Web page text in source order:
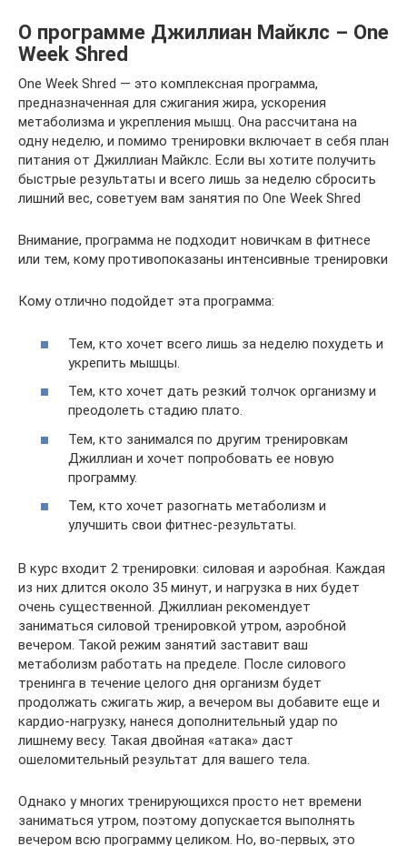
О программе Джиллиан Майклс – One
Week Shred
One Week Shred — это комплексная программа,
предназначенная для сжигания жира, ускорения
метаболизма и укрепления мышц. Она рассчитана на
одну неделю, и помимо тренировки включает в себя план
питания от Джиллиан Майклс. Если вы хотите получить
быстрые результаты и всего лишь за неделю сбросить
лишний вес, советуем вам занятия по One Week Shred
Внимание, программа не подходит новичкам в фитнесе
или тем, кому противопоказаны интенсивные тренировки
Кому отлично подойдет эта программа:
Тем, кто хочет всего лишь за неделю похудеть и
укрепить мышцы.
Тем, кто хочет дать резкий толчок организму и
преодолеть стадию плато.
Тем, кто занимался по другим тренировкам
Джиллиан и хочет попробовать ее новую
программу.
Тем, кто хочет разогнать метаболизм и
улучшить свои фитнес-результаты.
В курс входит 2 тренировки: силовая и аэробная. Каждая
из них длится около 35 минут, и нагрузка в них будет
очень существенной. Джиллиан рекомендует
заниматься силовой тренировкой утром, аэробной
вечером. Такой режим занятий заставит ваш
метаболизм работать на пределе. После силового
тренинга в течение целого дня организм будет
продолжать сжигать жир, а вечером вы добавите еще и
кардио-нагрузку, нанеся дополнительный удар по
лишнему весу. Такая двойная «атака» даст
ошеломительный результат для вашего тела.
Однако у многих тренирующихся просто нет времени
заниматься утром, поэтому допускается выполнять
вечером всю программу целиком. Но, во-первых, это